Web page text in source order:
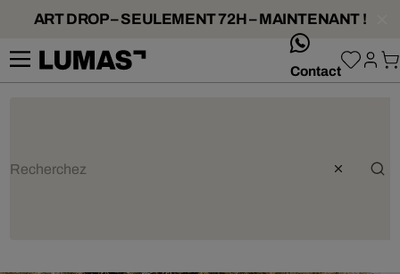
ART DROP – SEULEMENT 72H – MAINTENANT !
Contact